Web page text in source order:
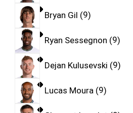
Bryan Gil 9
Ryan Sessegnon 9
Dejan Kulusevski 9
Lucas Moura 9